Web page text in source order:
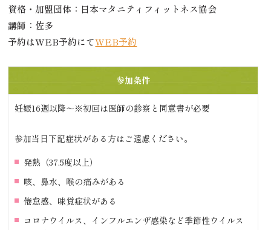
資格・加盟団体：日本マタニティフィットネス協会
講師：佐多
予約はWEB予約にてWEB予約
参加条件
妊娠16週以降～※初回は医師の診察と同意書が必要
参加当日下記症状がある方はご遠慮ください。
発熱（37.5度以上）
咳、鼻水、喉の痛みがある
倦怠感、味覚症状がある
コロナウイルス、インフルエンザ感染など季節性ウイルス